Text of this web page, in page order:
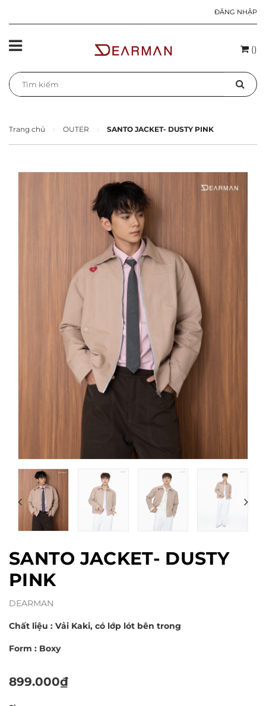
ĐĂNG NHẬP
()
Trang chủ OUTER SANTO JACKET- DUSTY PINK
SANTO JACKET- DUSTY
PINK
DEARMAN
Chất liệu : Vải Kaki, có lớp lót bên trong
Form : Boxy
899.000₫